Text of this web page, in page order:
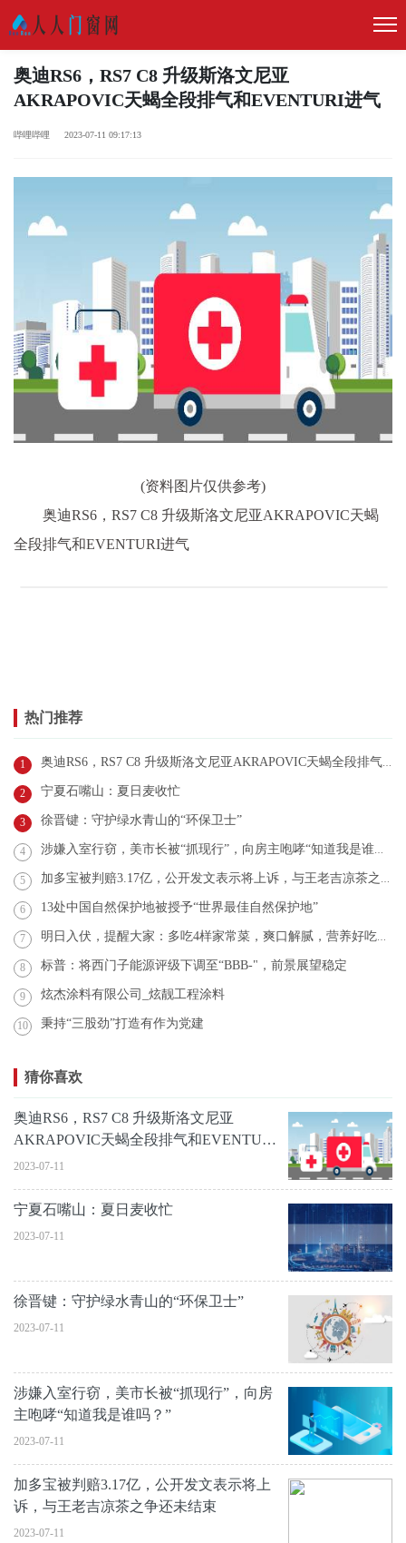
奥迪RS6，RS7 C8 升级斯洛文尼亚
AKRAPOVIC天蝎全段排气和EVENTURI进气
哔哩哔哩 2023-07-11 09:17:13
(资料图片仅供参考)
奥迪RS6，RS7 C8 升级斯洛文尼亚AKRAPOVIC天蝎
全段排气和EVENTURI进气
热门推荐
1 奥迪RS6，RS7 C8 升级斯洛文尼亚AKRAPOVIC天蝎全段排气和EVENTURI进气
2 宁夏石嘴山：夏日麦收忙
3 徐晋键：守护绿水青山的“环保卫士”
4 涉嫌入室行窃，美市长被“抓现行”，向房主咆哮“知道我是谁吗？”
5 加多宝被判赔3.17亿，公开发文表示将上诉，与王老吉凉茶之争还未结束
6 13处中国自然保护地被授予“世界最佳自然保护地”
7 明日入伏，提醒大家：多吃4样家常菜，爽口解腻，营养好吃不上火
8 标普：将西门子能源评级下调至“BBB-"，前景展望稳定
9 炫杰涂料有限公司_炫靓工程涂料
10 秉持“三股劲”打造有作为党建
猜你喜欢
奥迪RS6，RS7 C8 升级斯洛文尼亚
AKRAPOVIC天蝎全段排气和EVENTURI
进气
2023-07-11
宁夏石嘴山：夏日麦收忙
2023-07-11
徐晋键：守护绿水青山的“环保卫士”
2023-07-11
涉嫌入室行窃，美市长被“抓现行”，向房
主咆哮“知道我是谁吗？”
2023-07-11
加多宝被判赔3.17亿，公开发文表示将上
诉，与王老吉凉茶之争还未结束
2023-07-11